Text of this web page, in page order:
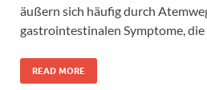
äußern sich häufig durch
gastrointestinalen Symptome, die
READ MORE